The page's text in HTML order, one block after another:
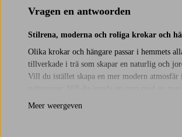
Vragen en antwoorden
Stilrena, moderna och roliga krokar och
Olika krokar och hängare passar i hemmets
tillverkade i trä som skapar en naturlig och
Vill du istället skapa en mer modern
blir nästan som ett litet konstverk på väggen.
Meer weergeven